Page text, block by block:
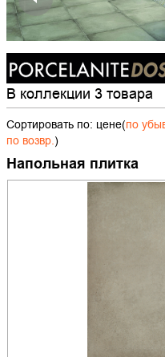
В коллекции 3 товара
Сортировать по: цене(по
по возвр.)
Напольная плитка